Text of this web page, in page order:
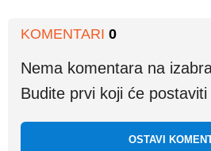
KOMENTARI 0
Nema komentara na
Budite prvi koji će
OSTAVI